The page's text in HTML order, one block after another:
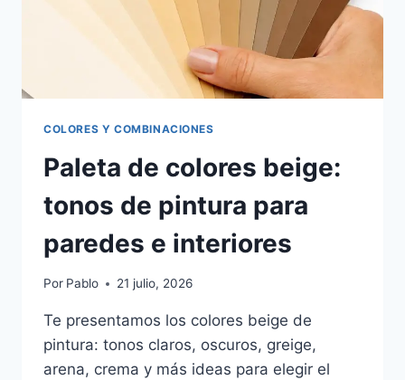
COLORES Y COMBINACIONES
Paleta de colores beige:
tonos de pintura para
paredes e interiores
Por Pablo 21 julio, 2026
Te presentamos los colores beige de
pintura: tonos claros, oscuros, greige,
arena, crema y más ideas para elegir el